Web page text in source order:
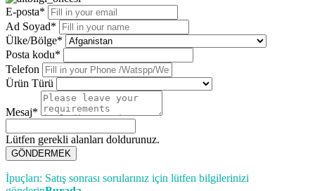
E-posta*
Ad Soyad*
Ülke/Bölge*
Posta kodu*
Telefon
Ürün Türü
Mesaj*
Lütfen gerekli alanları doldurunuz.
GÖNDERMEK
İpuçları: Satış sonrası sorularınız için lütfen bilgilerinizi